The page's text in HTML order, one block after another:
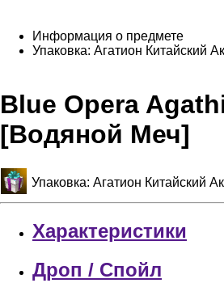
Информация о предмете
Упаковка: Агатион Китайский
Blue Opera
[Водяной Меч]
Упаковка: Агатион Китайский
Характеристики
Дроп / Спойл